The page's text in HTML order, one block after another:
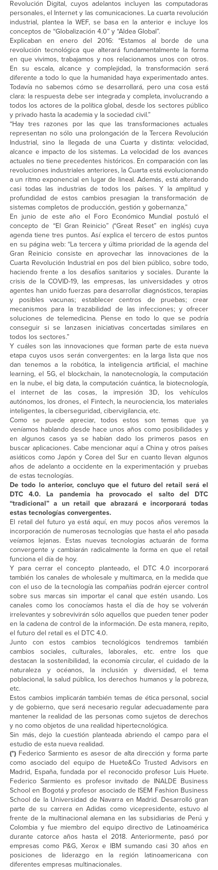
Revolución Digital, cuyos adelantos incluyen las computadoras
personales, el Internet y las comunicaciones. La cuarta revolución
industrial, plantea la WEF, se basa en la anterior e incluye los
conceptos de “Globalización 4.0” y “Aldea Global”.
Explicaban en enero del 2016: “Estamos al borde de una
revolución tecnológica que alterará fundamentalmente la forma
en que vivimos, trabajamos y nos relacionamos unos con otros.
En su escala, alcance y complejidad, la transformación será
diferente a todo lo que la humanidad haya experimentado antes.
Todavía no sabemos cómo se desarrollará, pero una cosa está
clara: la respuesta debe ser integrada y completa, involucrando a
todos los actores de la política global, desde los sectores público
y privado hasta la academia y la sociedad civil.”
“Hay tres razones por las que las transformaciones actuales
representan no sólo una prolongación de la Tercera Revolución
Industrial, sino la llegada de una Cuarta y distinta: velocidad,
alcance e impacto de los sistemas. La velocidad de los avances
actuales no tiene precedentes históricos. En comparación con las
revoluciones industriales anteriores, la Cuarta está evolucionando
a un ritmo exponencial en lugar de lineal. Además, está alterando
casi todas las industrias de todos los países. Y la amplitud y
profundidad de estos cambios presagian la transformación de
sistemas completos de producción, gestión y gobernanza,”
En junio de este año el Foro Económico Mundial postuló el
concepto de “El Gran Reinicio” (“Great Reset” en inglés) cuya
agenda tiene tres puntos. Así explica el tercero de estos puntos
en su página web: “La tercera y última prioridad de la agenda del
Gran Reinicio consiste en aprovechar las innovaciones de la
Cuarta Revolución Industrial en pos del bien público, sobre todo,
haciendo frente a los desafíos sanitarios y sociales. Durante la
crisis de la COVID-19, las empresas, las universidades y otros
agentes han unido fuerzas para desarrollar diagnósticos, terapias
y posibles vacunas; establecer centros de pruebas; crear
mecanismos para la trazabilidad de las infecciones; y ofrecer
soluciones de telemedicina. Piense en todo lo que se podría
conseguir si se lanzasen iniciativas concertadas similares en
todos los sectores.”
Y cuáles son las innovaciones que forman parte de esta nueva
etapa cuyos usos serán convergentes: en la larga lista que nos
dan tenemos a la robótica, la inteligencia artificial, el machine
learning, el 5G, el blockchain, la nanotecnología, la computación
en la nube, el big data, la computación cuántica, la biotecnología,
el internet de las cosas, la impresión 3D, los vehículos
autónomos, los drones, el Fintech, la neurociencia, los materiales
inteligentes, la ciberseguridad, cibervigilancia, etc.
Como se puede apreciar, todos estos son temas que ya
veníamos hablando desde hace unos años como posibilidades y
en algunos casos ya se habían dado los primeros pasos en
buscar aplicaciones. Cabe mencionar aquí a China y otros países
asiáticos como Japón y Corea del Sur en cuanto llevan algunos
años de adelanto a occidente en la experimentación y pruebas
de estas tecnologías.
De todo lo anterior, concluyo que el futuro del retail será el
DTC 4.0. La pandemia ha provocado el salto del DTC
“tradicional” a un retail que abrazará e incorporará todas
estas tecnologías convergentes.
El retail del futuro ya está aquí, en muy pocos años veremos la
incorporación de numerosas tecnologías que hasta el año pasada
veíamos lejanas. Estas nuevas tecnologías actuarán de forma
convergente y cambiarán radicalmente la forma en que el retail
funciona el día de hoy.
Y para cerrar el concepto planteado, el DTC 4.0 incorporará
también los canales de wholesale y multimarca, en la medida que
con el uso de la tecnología las compañías podrán ejercer control
sobre sus marcas sin importar el canal que estén usando. Los
canales como los conocíamos hasta el día de hoy se volverán
irrelevantes y sobrevivirán sólo aquellos que pueden tener poder
en la cadena de control de la información. De esta manera, repito,
el futuro del retail es el DTC 4.0.
Junto con estos cambios tecnológicos tendremos también
cambios sociales, culturales, laborales, etc. entre los que
destacan la sostenibilidad, la economía circular, el cuidado de la
naturaleza y océanos, la inclusión y diversidad, el tema
poblacional, la salud pública, los derechos humanos y la pobreza,
etc.
Estos cambios implicarán también temas de ética personal, social
y de gobierno, que será necesario regular adecuadamente para
mantener la realidad de las personas como sujetos de derechos
y no como objetos de una realidad hipertecnológica.
Sin más, dejo la cuestión planteada abriendo el campo para el
estudio de esta nueva realidad.
(*) Federico Sarmiento es asesor de alta dirección y forma parte
como asociado del equipo de Huete&Co Trusted Advisors en
Madrid, España, fundada por el reconocido profesor Luis Huete.
Federico Sarmiento es profesor invitado de INALDE Business
School en Bogotá y profesor asociado de ISEM Fashion Business
School de la Universidad de Navarra en Madrid. Desarrolló gran
parte de su carrera en Adidas como vicepresidente, estuvo al
frente de la multinacional alemana en las subsidiarias de Perú y
Colombia y fue miembro del equipo directivo de Latinoamérica
durante catorce años hasta el 2018. Anteriormente, pasó por
empresas como P&G, Xerox e IBM sumando casi 30 años en
posiciones de liderazgo en la región latinoamericana con
diferentes empresas multinacionales.